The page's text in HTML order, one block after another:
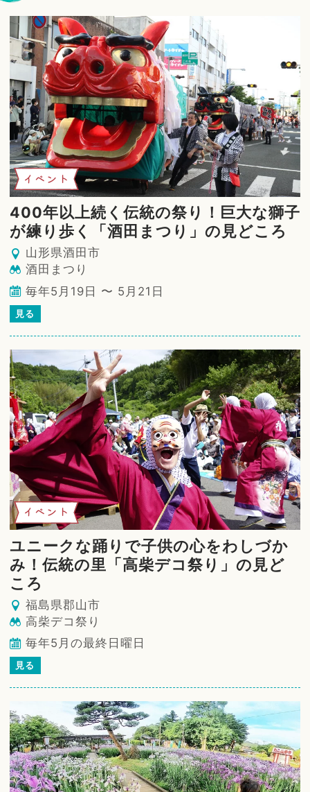
イベント
400年以上続く伝統の祭り！巨大な獅子
が練り歩く「酒田まつり」の見どころ
山形県酒田市
酒田まつり
毎年5月19日 〜 5月21日
見る
イベント
ユニークな踊りで子供の心をわしづか
み！伝統の里「高柴デコ祭り」の見ど
ころ
福島県郡山市
高柴デコ祭り
毎年5月の最終日曜日
見る